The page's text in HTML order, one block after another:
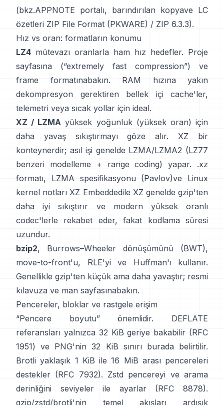
(bkz.APPNOTE portalı, barındırılan kopyave LC
özetleri ZIP File Format (PKWARE) / ZIP 6.3.3).
Hız vs oran: formatların konumu
LZ4 mütevazı oranlarla ham hız hedefler. Proje
sayfasına
(“extremely fast compression”) ve
frame formatınabakın. RAM hızına yakın
dekompresyon gerektiren bellek içi cache'ler,
telemetri veya sıcak yollar için ideal.
XZ / LZMA yüksek yoğunluk (yüksek oran) için
daha yavaş sıkıştırmayı göze alır. XZ bir
konteynerdir; asıl işi genelde LZMA/LZMA2 (LZ77
benzeri modelleme + range coding) yapar.
.xz
formatı, LZMA spesifikasyonu (Pavlov)ve Linux
kernel notları XZ Embeddedile XZ genelde gzip'ten
daha iyi sıkıştırır ve modern yüksek oranlı
codec'lerle rekabet eder, fakat kodlama süresi
uzundur.
bzip2, Burrows–Wheeler dönüşümünü (BWT),
move-to-front'u, RLE'yi ve Huffman'ı kullanır.
Genellikle gzip'ten küçük ama daha yavaştır; resmi
kılavuza ve man sayfasınabakın.
Pencereler, bloklar ve rastgele erişim
“Pencere boyutu” önemlidir. DEFLATE
referansları yalnızca 32 KiB geriye bakabilir (RFC
1951)
ve PNG'nin 32 KiB sınırı burada belirtilir.
Brotli yaklaşık 1 KiB ile 16 MiB arası pencereleri
destekler (RFC 7932). Zstd pencereyi ve arama
derinliğini seviyeler ile ayarlar
(RFC 8878).
gzip/zstd/brotli'nin temel akışları ardışık